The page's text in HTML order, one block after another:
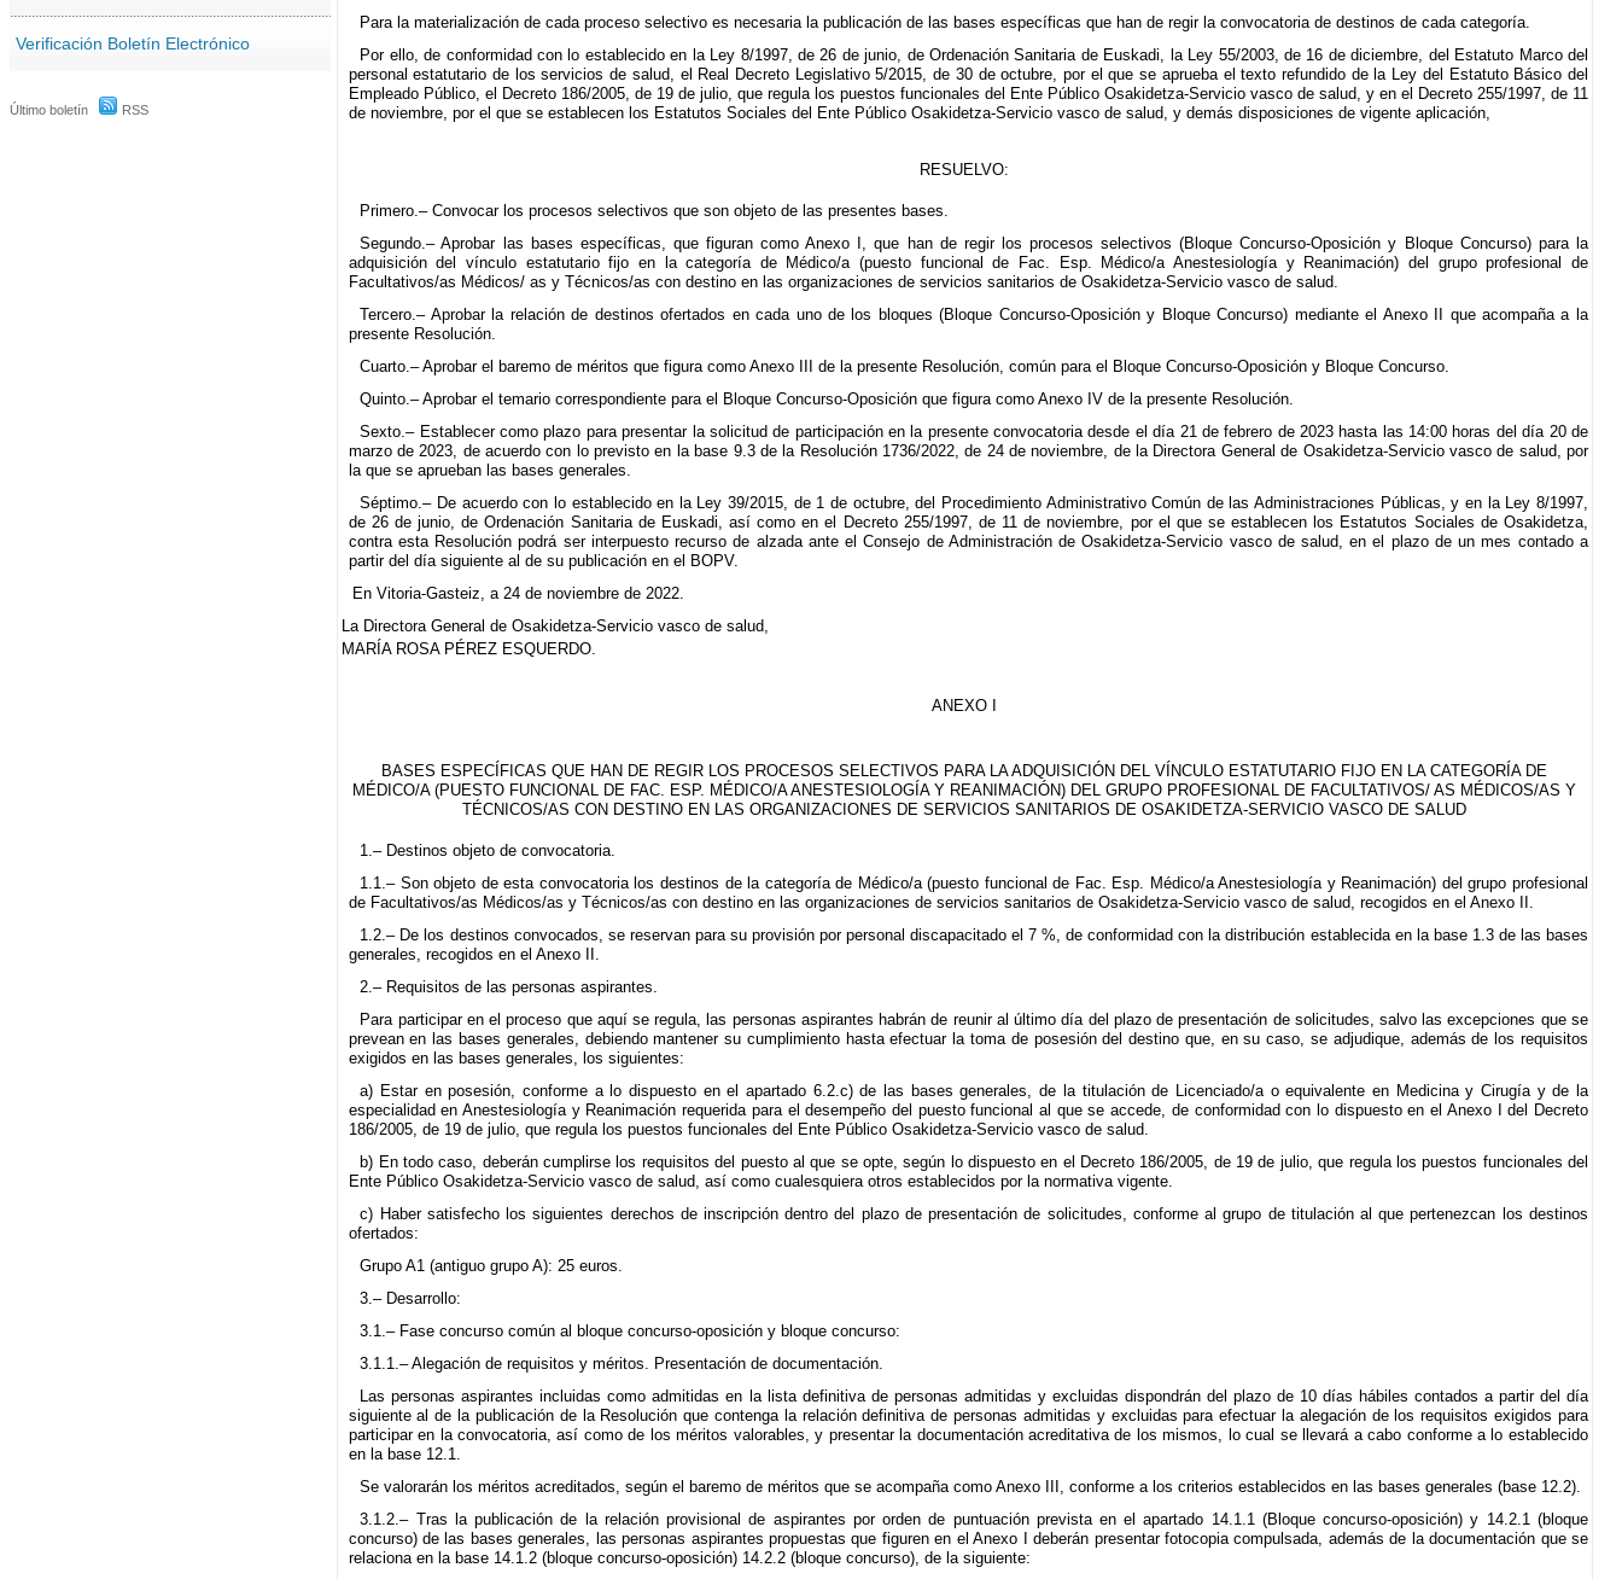
Verificación Boletín Electrónico
Último boletín RSS
Para la materialización de cada proceso selectivo es necesaria la publicación de las bases específicas que han de regir la convocatoria de destinos de cada categoría.
Por ello, de conformidad con lo establecido en la Ley 8/1997, de 26 de junio, de Ordenación Sanitaria de Euskadi, la Ley 55/2003, de 16 de diciembre, del Estatuto Marco del
personal estatutario de los servicios de salud, el Real Decreto Legislativo 5/2015, de 30 de octubre, por el que se aprueba el texto refundido de la Ley del Estatuto Básico del
Empleado Público, el Decreto 186/2005, de 19 de julio, que regula los puestos funcionales del Ente Público Osakidetza-Servicio vasco de salud, y en el Decreto 255/1997, de 11
de noviembre, por el que se establecen los Estatutos Sociales del Ente Público Osakidetza-Servicio vasco de salud, y demás disposiciones de vigente aplicación,
RESUELVO:
Primero.– Convocar los procesos selectivos que son objeto de las presentes bases.
Segundo.– Aprobar las bases específicas, que figuran como Anexo I, que han de regir los procesos selectivos (Bloque Concurso-Oposición y Bloque Concurso) para la
adquisición del vínculo estatutario fijo en la categoría de Médico/a (puesto funcional de Fac. Esp. Médico/a Anestesiología y Reanimación) del grupo profesional de
Facultativos/as Médicos/ as y Técnicos/as con destino en las organizaciones de servicios sanitarios de Osakidetza-Servicio vasco de salud.
Tercero.– Aprobar la relación de destinos ofertados en cada uno de los bloques (Bloque Concurso-Oposición y Bloque Concurso) mediante el Anexo II que acompaña a la
presente Resolución.
Cuarto.– Aprobar el baremo de méritos que figura como Anexo III de la presente Resolución, común para el Bloque Concurso-Oposición y Bloque Concurso.
Quinto.– Aprobar el temario correspondiente para el Bloque Concurso-Oposición que figura como Anexo IV de la presente Resolución.
Sexto.– Establecer como plazo para presentar la solicitud de participación en la presente convocatoria desde el día 21 de febrero de 2023 hasta las 14:00 horas del día 20 de
marzo de 2023, de acuerdo con lo previsto en la base 9.3 de la Resolución 1736/2022, de 24 de noviembre, de la Directora General de Osakidetza-Servicio vasco de salud, por
la que se aprueban las bases generales.
Séptimo.– De acuerdo con lo establecido en la Ley 39/2015, de 1 de octubre, del Procedimiento Administrativo Común de las Administraciones Públicas, y en la Ley 8/1997,
de 26 de junio, de Ordenación Sanitaria de Euskadi, así como en el Decreto 255/1997, de 11 de noviembre, por el que se establecen los Estatutos Sociales de Osakidetza,
contra esta Resolución podrá ser interpuesto recurso de alzada ante el Consejo de Administración de Osakidetza-Servicio vasco de salud, en el plazo de un mes contado a
partir del día siguiente al de su publicación en el BOPV.
En Vitoria-Gasteiz, a 24 de noviembre de 2022.
La Directora General de Osakidetza-Servicio vasco de salud,
MARÍA ROSA PÉREZ ESQUERDO.
ANEXO I
BASES ESPECÍFICAS QUE HAN DE REGIR LOS PROCESOS SELECTIVOS PARA LA ADQUISICIÓN DEL VÍNCULO ESTATUTARIO FIJO EN LA CATEGORÍA DE
MÉDICO/A (PUESTO FUNCIONAL DE FAC. ESP. MÉDICO/A ANESTESIOLOGÍA Y REANIMACIÓN) DEL GRUPO PROFESIONAL DE FACULTATIVOS/ AS MÉDICOS/AS Y
TÉCNICOS/AS CON DESTINO EN LAS ORGANIZACIONES DE SERVICIOS SANITARIOS DE OSAKIDETZA-SERVICIO VASCO DE SALUD
1.– Destinos objeto de convocatoria.
1.1.– Son objeto de esta convocatoria los destinos de la categoría de Médico/a (puesto funcional de Fac. Esp. Médico/a Anestesiología y Reanimación) del grupo profesional
de Facultativos/as Médicos/as y Técnicos/as con destino en las organizaciones de servicios sanitarios de Osakidetza-Servicio vasco de salud, recogidos en el Anexo II.
1.2.– De los destinos convocados, se reservan para su provisión por personal discapacitado el 7 %, de conformidad con la distribución establecida en la base 1.3 de las bases
generales, recogidos en el Anexo II.
2.– Requisitos de las personas aspirantes.
Para participar en el proceso que aquí se regula, las personas aspirantes habrán de reunir al último día del plazo de presentación de solicitudes, salvo las excepciones que se
prevean en las bases generales, debiendo mantener su cumplimiento hasta efectuar la toma de posesión del destino que, en su caso, se adjudique, además de los requisitos
exigidos en las bases generales, los siguientes:
a) Estar en posesión, conforme a lo dispuesto en el apartado 6.2.c) de las bases generales, de la titulación de Licenciado/a o equivalente en Medicina y Cirugía y de la
especialidad en Anestesiología y Reanimación requerida para el desempeño del puesto funcional al que se accede, de conformidad con lo dispuesto en el Anexo I del Decreto
186/2005, de 19 de julio, que regula los puestos funcionales del Ente Público Osakidetza-Servicio vasco de salud.
b) En todo caso, deberán cumplirse los requisitos del puesto al que se opte, según lo dispuesto en el Decreto 186/2005, de 19 de julio, que regula los puestos funcionales del
Ente Público Osakidetza-Servicio vasco de salud, así como cualesquiera otros establecidos por la normativa vigente.
c) Haber satisfecho los siguientes derechos de inscripción dentro del plazo de presentación de solicitudes, conforme al grupo de titulación al que pertenezcan los destinos
ofertados:
Grupo A1 (antiguo grupo A): 25 euros.
3.– Desarrollo:
3.1.– Fase concurso común al bloque concurso-oposición y bloque concurso:
3.1.1.– Alegación de requisitos y méritos. Presentación de documentación.
Las personas aspirantes incluidas como admitidas en la lista definitiva de personas admitidas y excluidas dispondrán del plazo de 10 días hábiles contados a partir del día
siguiente al de la publicación de la Resolución que contenga la relación definitiva de personas admitidas y excluidas para efectuar la alegación de los requisitos exigidos para
participar en la convocatoria, así como de los méritos valorables, y presentar la documentación acreditativa de los mismos, lo cual se llevará a cabo conforme a lo establecido
en la base 12.1.
Se valorarán los méritos acreditados, según el baremo de méritos que se acompaña como Anexo III, conforme a los criterios establecidos en las bases generales (base 12.2).
3.1.2.– Tras la publicación de la relación provisional de aspirantes por orden de puntuación prevista en el apartado 14.1.1 (Bloque concurso-oposición) y 14.2.1 (bloque
concurso) de las bases generales, las personas aspirantes propuestas que figuren en el Anexo I deberán presentar fotocopia compulsada, además de la documentación que se
relaciona en la base 14.1.2 (bloque concurso-oposición) 14.2.2 (bloque concurso), de la siguiente: